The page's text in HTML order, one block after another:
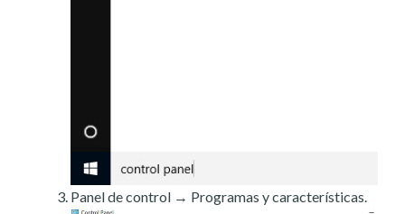
Panel de control → Programas y características.